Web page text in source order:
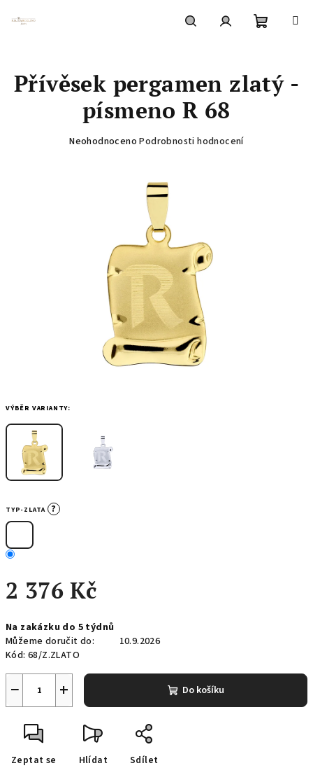
košík
VÝBĚR VARIANTY:
TYP-ZLATA ?
2 376 Kč
cena:
Na zakázku do 5 týdnů
Můžeme doručit do:
10.9.2026
Kód: 68/Z.ZLATO
+
− Do košíku
Zeptat se Hlídat Sdílet
Přívěsek pergamen zlatý -
písmeno R 68
Průměrné
Neohodnoceno Podrobnosti hodnocení